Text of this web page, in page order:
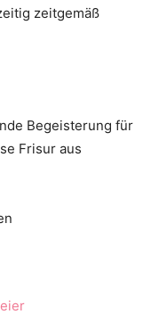
zeitgemäß
Begeisterung für
Frisur aus